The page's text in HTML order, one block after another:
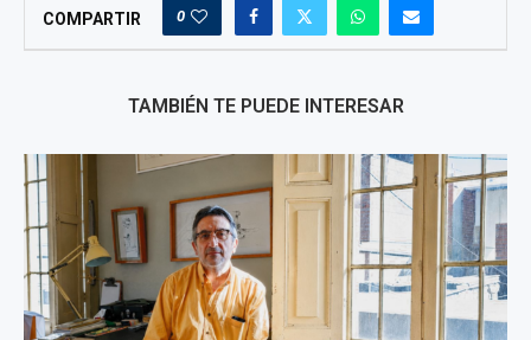
COMPARTIR 0
TAMBIÉN TE PUEDE INTERESAR